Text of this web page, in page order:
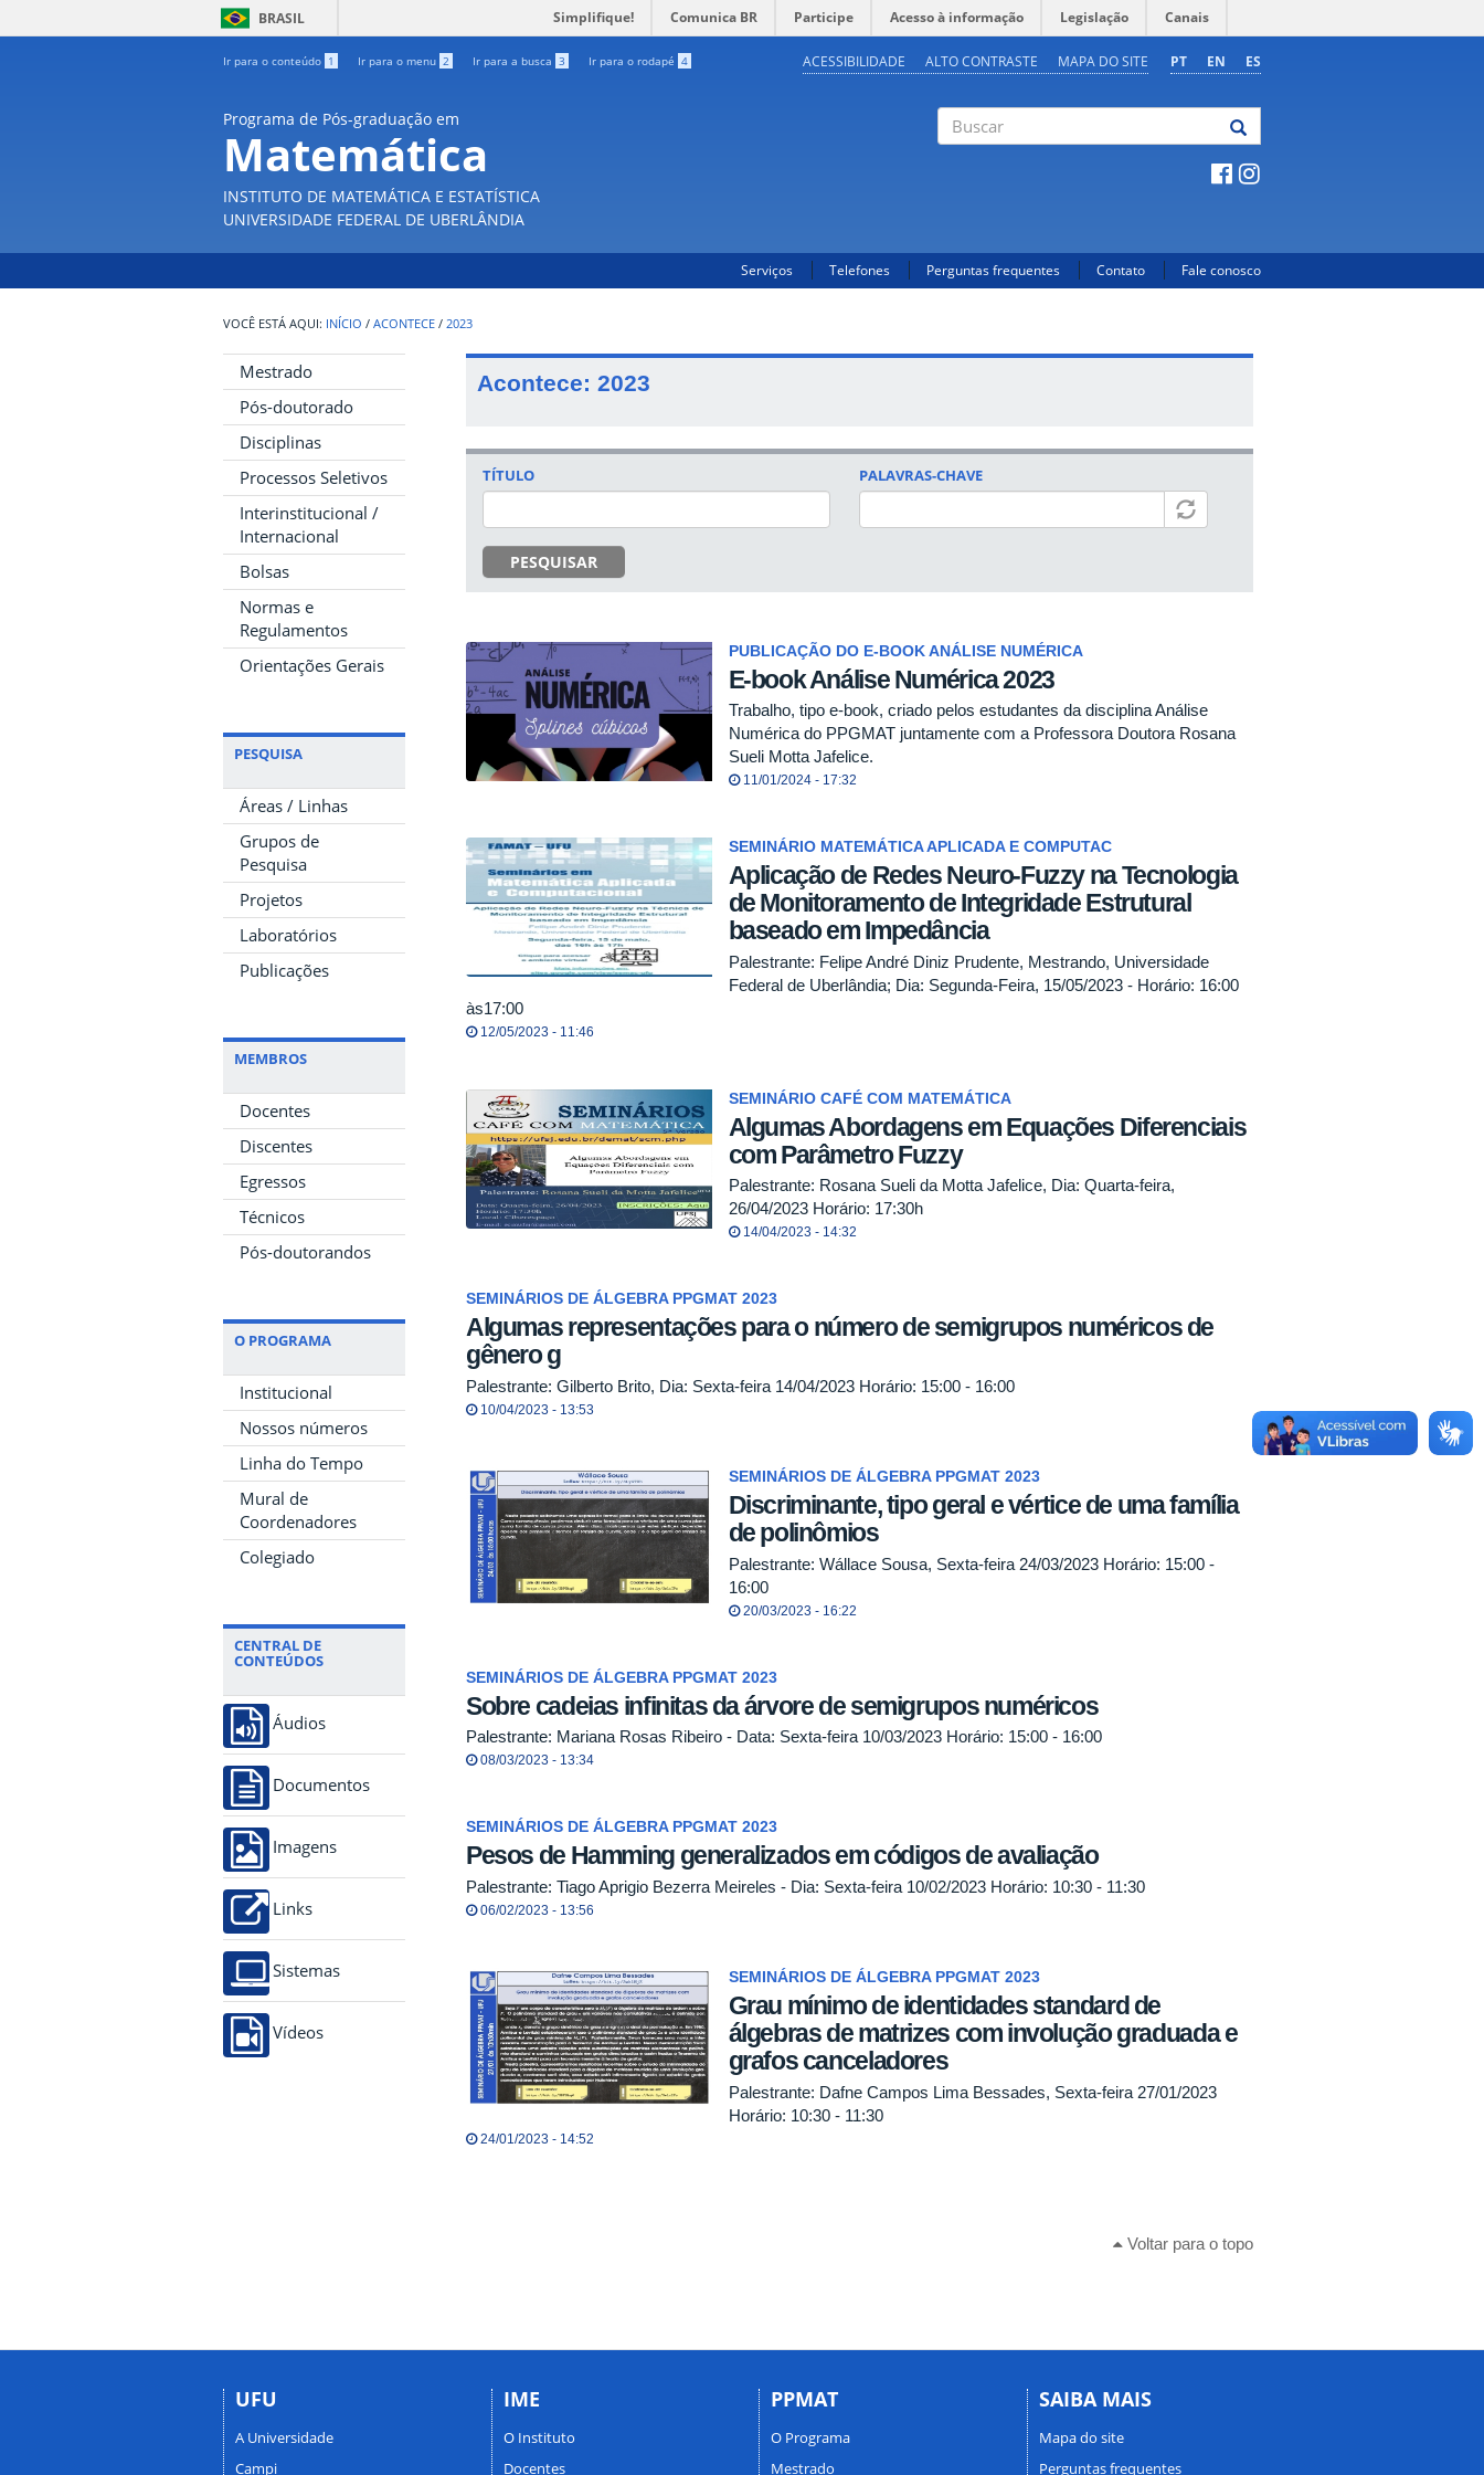
BRASIL Simplifique! Comunica BR Participe Acesso à informação Legislação Canais
Ir para o conteúdo 1 Ir para o menu 2 Ir para a busca 3 Ir para o rodapé 4 PT EN ES
ACESSIBILIDADE ALTO CONTRASTE MAPA DO SITE
Programa de Pós-graduação em
Matemática
INSTITUTO DE MATEMÁTICA E ESTATÍSTICA
UNIVERSIDADE FEDERAL DE UBERLÂNDIA
Serviços Telefones Perguntas frequentes Contato Fale conosco
INÍCIO / ACONTECE / 2023
Mestrado
Pós-doutorado
Disciplinas
Processos Seletivos
Interinstitucional /
Internacional
Bolsas
Normas e
Regulamentos
Orientações Gerais
PESQUISA
Áreas / Linhas
Grupos de
Pesquisa
Projetos
Laboratórios
Publicações
MEMBROS
Docentes
Discentes
Egressos
Técnicos
Pós-doutorandos
O PROGRAMA
Institucional
Nossos números
Linha do Tempo
Mural de
Coordenadores
Colegiado
CENTRAL DE
CONTEÚDOS
Áudios
Documentos
Imagens
Links
Sistemas
Vídeos
Acontece: 2023
TÍTULO
PESQUISAR
PALAVRAS-CHAVE
PUBLICAÇÃO DO E-BOOK ANÁLISE NUMÉRICA
E-book Análise Numérica 2023
Trabalho, tipo e-book, criado pelos estudantes da disciplina Análise
Numérica do PPGMAT juntamente com a Professora Doutora Rosana
Sueli Motta Jafelice.
11/01/2024 - 17:32
SEMINÁRIO MATEMÁTICA APLICADA E COMPUTAC
Aplicação de Redes Neuro-Fuzzy na Tecnologia
de Monitoramento de Integridade Estrutural
baseado em Impedância
Palestrante: Felipe André Diniz Prudente, Mestrando, Universidade
Federal de Uberlândia; Dia: Segunda-Feira, 15/05/2023 - Horário: 16:00
às17:00
12/05/2023 - 11:46
SEMINÁRIO CAFÉ COM MATEMÁTICA
Algumas Abordagens em Equações Diferenciais
com Parâmetro Fuzzy
Palestrante: Rosana Sueli da Motta Jafelice, Dia: Quarta-feira,
26/04/2023 Horário: 17:30h
14/04/2023 - 14:32
SEMINÁRIOS DE ÁLGEBRA PPGMAT 2023
Algumas representações para o número de semigrupos numéricos de
gênero g
Palestrante: Gilberto Brito, Dia: Sexta-feira 14/04/2023 Horário: 15:00 - 16:00
10/04/2023 - 13:53
SEMINÁRIOS DE ÁLGEBRA PPGMAT 2023
Discriminante, tipo geral e vértice de uma família
de polinômios
Palestrante: Wállace Sousa, Sexta-feira 24/03/2023 Horário: 15:00 -
16:00
20/03/2023 - 16:22
SEMINÁRIOS DE ÁLGEBRA PPGMAT 2023
Sobre cadeias infinitas da árvore de semigrupos numéricos
Palestrante: Mariana Rosas Ribeiro - Data: Sexta-feira 10/03/2023 Horário: 15:00 - 16:00
08/03/2023 - 13:34
SEMINÁRIOS DE ÁLGEBRA PPGMAT 2023
Pesos de Hamming generalizados em códigos de avaliação
Palestrante: Tiago Aprigio Bezerra Meireles - Dia: Sexta-feira 10/02/2023 Horário: 10:30 - 11:30
06/02/2023 - 13:56
SEMINÁRIOS DE ÁLGEBRA PPGMAT 2023
Grau mínimo de identidades standard de
álgebras de matrizes com involução graduada e
grafos canceladores
Palestrante: Dafne Campos Lima Bessades, Sexta-feira 27/01/2023
Horário: 10:30 - 11:30
24/01/2023 - 14:52
Voltar para o topo
UFU
A Universidade
Campi
IME
O Instituto
Docentes
PPMAT
O Programa
Mestrado
SAIBA MAIS
Mapa do site
Perguntas frequentes